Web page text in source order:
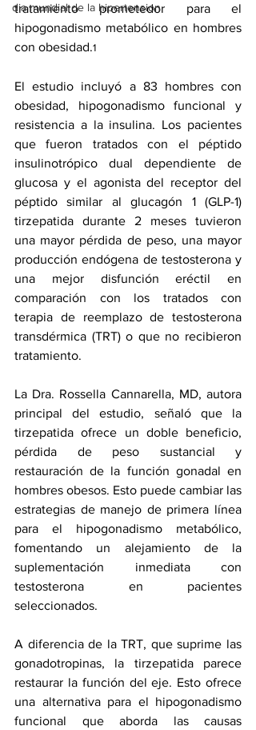
dia mundial de la hipertension
tratamiento prometedor para el
hipogonadismo metabólico en hombres
con obesidad.1
El estudio incluyó a 83 hombres con
obesidad, hipogonadismo funcional y
resistencia a la insulina. Los pacientes
que fueron tratados con el péptido
insulinotrópico dual dependiente de
glucosa y el agonista del receptor del
péptido similar al glucagón 1 (GLP-1)
tirzepatida durante 2 meses tuvieron
una mayor pérdida de peso, una mayor
producción endógena de testosterona y
una mejor disfunción eréctil en
comparación con los tratados con
terapia de reemplazo de testosterona
transdérmica (TRT) o que no recibieron
tratamiento.
La Dra. Rossella Cannarella, MD, autora
principal del estudio, señaló que la
tirzepatida ofrece un doble beneficio,
pérdida de peso sustancial y
restauración de la función gonadal en
hombres obesos. Esto puede cambiar las
estrategias de manejo de primera línea
para el hipogonadismo metabólico,
fomentando un alejamiento de la
suplementación inmediata con
testosterona en pacientes
seleccionados.
A diferencia de la TRT, que suprime las
gonadotropinas, la tirzepatida parece
restaurar la función del eje. Esto ofrece
una alternativa para el hipogonadismo
funcional que aborda las causas